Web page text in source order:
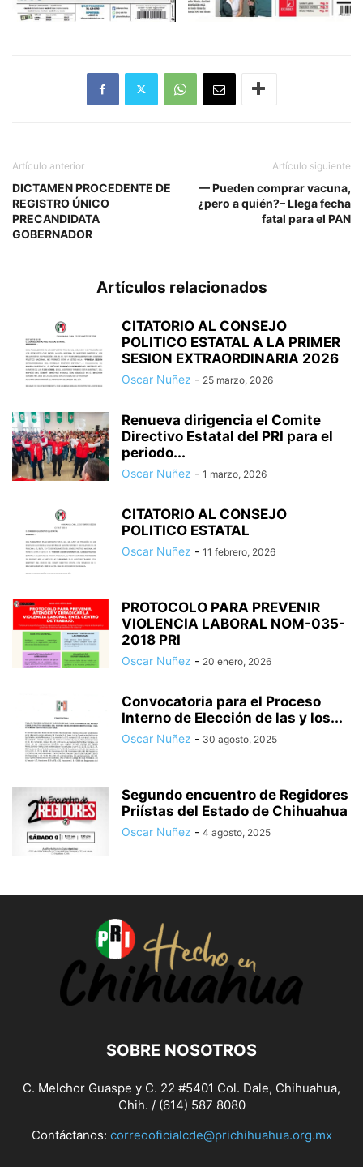
Artículo anterior
DICTAMEN PROCEDENTE DE
REGISTRO ÚNICO
PRECANDIDATA
GOBERNADOR
Artículo siguiente
— Pueden comprar vacuna,
¿pero a quién?– Llega fecha
fatal para el PAN
Artículos relacionados
CITATORIO AL CONSEJO
POLITICO ESTATAL A LA PRIMER
SESION EXTRAORDINARIA 2026
Oscar Nuñez - 25 marzo, 2026
Renueva dirigencia el Comite
Directivo Estatal del PRI para el
periodo...
Oscar Nuñez - 1 marzo, 2026
CITATORIO AL CONSEJO
POLITICO ESTATAL
Oscar Nuñez - 11 febrero, 2026
PROTOCOLO PARA PREVENIR
VIOLENCIA LABORAL NOM-035-
2018 PRI
Oscar Nuñez - 20 enero, 2026
Convocatoria para el Proceso
Interno de Elección de las y los...
Oscar Nuñez - 30 agosto, 2025
Segundo encuentro de Regidores
Priístas del Estado de Chihuahua
Oscar Nuñez - 4 agosto, 2025
SOBRE NOSOTROS
C. Melchor Guaspe y C. 22 #5401 Col. Dale, Chihuahua,
Chih. / (614) 587 8080
Contáctanos: correooficialcde@prichihuahua.org.mx